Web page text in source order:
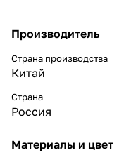
Производитель
Страна производства
Китай
Страна
Россия
Материалы и цвет